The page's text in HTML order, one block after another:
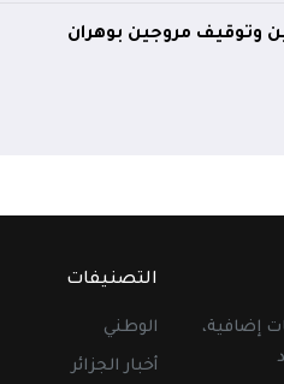
إضافية،
التصنيفات
الوطني
أخبار الجزائر